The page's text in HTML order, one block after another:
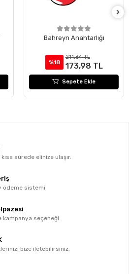
Bahreyn Anahtarlığı
%18
211,64 TL
173,98 TL
Sepete Ekle
sürede elinize ulaşır.
ödeme sistemi
kampanya seçeneği
bize iletebilirsiniz.